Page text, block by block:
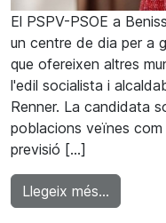
El PSPV-PSOE a
un centre de dia per a
que ofereixen altres
l'edil socialista i
Renner. La candidata
poblacions veïnes com
previsió […]
Llegeix més…